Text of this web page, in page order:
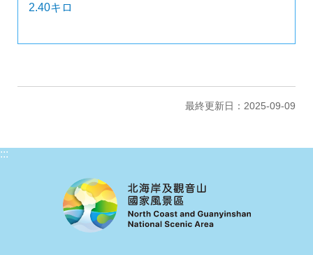
2.40キロ
最終更新日：2025-09-09
:::